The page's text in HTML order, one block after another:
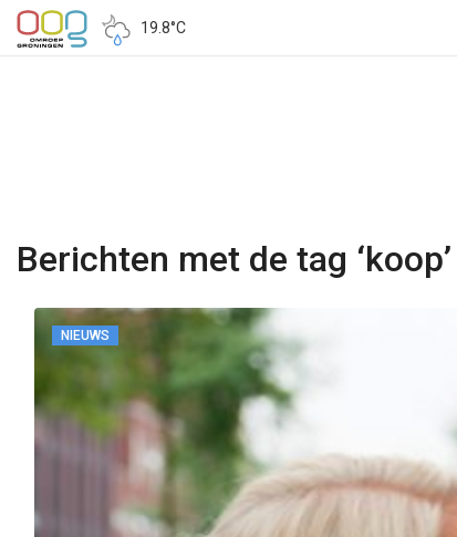
19.8°C
Berichten met de tag ‘koop’
NIEUWS